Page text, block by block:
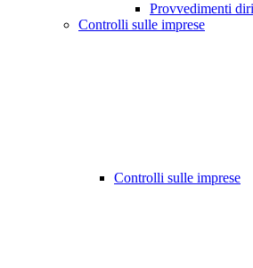
Provvedimenti
Controlli sulle imprese
Controlli sulle imprese